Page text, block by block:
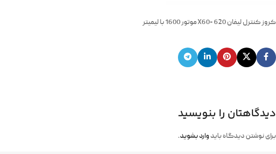
کروز کنترل لیفان X60- 620 موتور 1600 با لیمیتر
دیدگاهتان را بنویسید
برای نوشتن دیدگاه باید وارد بشوید.